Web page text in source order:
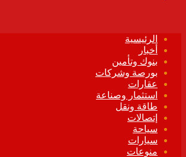
الرئيسية
أخبار
بنوك وتأمين
بورصة وشركات
عقارات
استثمار وصناعة
طاقة ونقل
إتصالات
سياحة
سيارات
منوعات